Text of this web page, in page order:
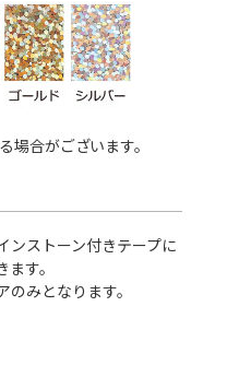
合がございます。
ンストーン付きテープに
す。
のみとなります。